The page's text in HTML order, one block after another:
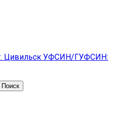
Цивильск УФСИН/ГУФСИН:
Поиск